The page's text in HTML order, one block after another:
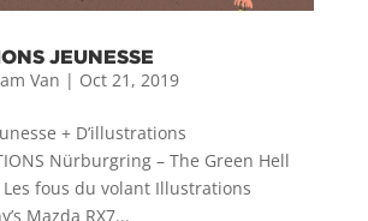
JEUNESSE
Van | Oct 21, 2019
+ D’illustrations
Nürburgring – The Green Hell
Les fous du volant Illustrations
Mazda RX7...